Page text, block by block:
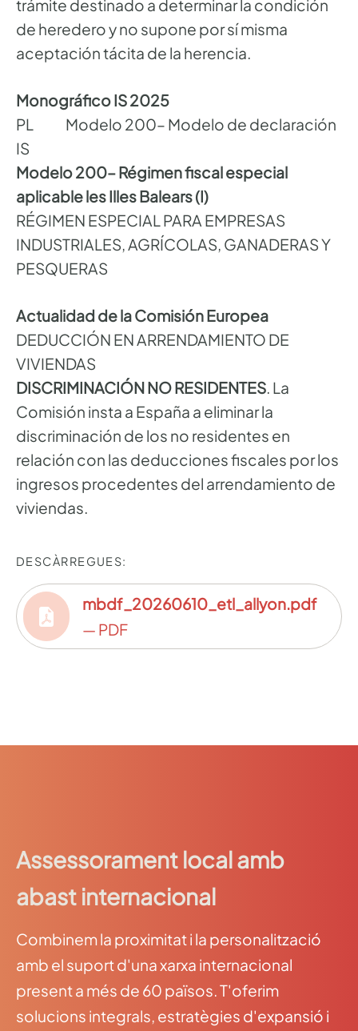
trámite destinado a determinar la condición
de heredero y no supone por sí misma
aceptación tácita de la herencia.
Monográfico IS 2025
PL Modelo 200– Modelo de declaración
IS
Modelo 200– Régimen fiscal especial
aplicable les Illes Balears (I)
RÉGIMEN ESPECIAL PARA EMPRESAS
INDUSTRIALES, AGRÍCOLAS, GANADERAS Y
PESQUERAS
Actualidad de la Comisión Europea
DEDUCCIÓN EN ARRENDAMIENTO DE
VIVIENDAS
DISCRIMINACIÓN NO RESIDENTES. La
Comisión insta a España a eliminar la
discriminación de los no residentes en
relación con las deducciones fiscales por los
ingresos procedentes del arrendamiento de
viviendas.
DESCÀRREGUES:
mbdf_20260610_etl_allyon.pdf
— PDF
Assessorament local amb
abast internacional
Combinem la proximitat i la personalització
amb el suport d'una xarxa internacional
present a més de 60 països. T'oferim
solucions integrals, estratègies d'expansió i